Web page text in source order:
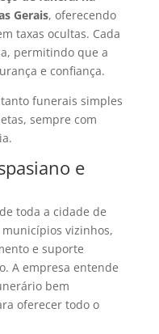
Gerais, oferecendo
taxas ocultas. Cada
permitindo que a
e confiança.
funerais simples
sempre com
e
toda a cidade de
vizinhos,
e suporte
A empresa entende
bem
oferecer todo o